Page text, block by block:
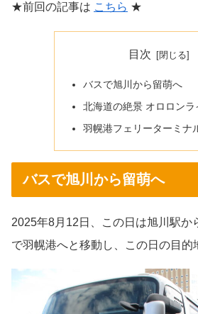
★前回の記事は こちら ★
目次
バスで旭川から留萌へ
北海道の絶景 オロロンラ
羽幌港フェリーターミナ
バスで旭川から留萌へ
2025年8月12日、この日は旭川駅か
で羽幌港へと移動し、この日の目的